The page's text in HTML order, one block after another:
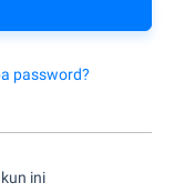
password?
ini